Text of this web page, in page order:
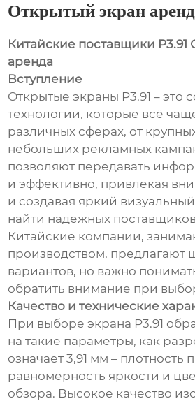
Открытый экран
Китайские поставщики P3.91
аренда
Вступление
Открытые экраны P3.91 – это
технологии, которые всё
различных сферах, от
небольших рекламных
позволяют передавать
и эффективно, привлекая
и создавая яркий
найти надежных
Китайские компании,
производством,
вариантов, но важно
обратить внимание при
Качество и технические
При выборе экрана P3.91
на такие параметры, как
означает 3,91 мм – плотность
равномерность яркости и
обзора. Высокое качество